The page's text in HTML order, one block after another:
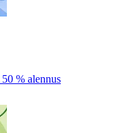
% alennus